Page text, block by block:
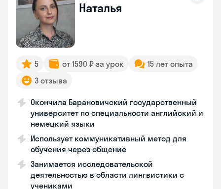
Наталья
5 от 1590 ₽ за урок
15 лет опыта
3 отзыва
Окончила Барановичский государственный
университет по специальности английский и
немецкий языки
Использует коммуникативный метод для
обучения через общение
Занимается исследовательской
деятельностью в области лингвистики с
учениками